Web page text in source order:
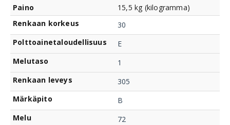
Paino
15,5 kg (kilogramma)
Renkaan korkeus
30
Polttoainetaloudellisuus
E
Melutaso
1
Renkaan leveys
305
Märkäpito
B
Melu
72